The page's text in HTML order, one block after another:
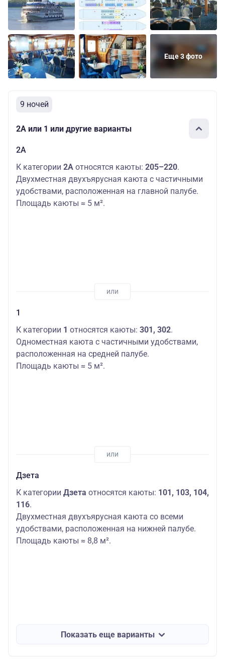
Еще 3 фото
9 ночей
2А или 1 или другие варианты
2А
К категории 2А относятся каюты: 205–220.
Двухместная двухъярусная каюта с частичными
удобствами, расположенная на главной палубе.
Площадь каюты ≈ 5 м².
1
К категории 1 относятся каюты: 301, 302.
Одноместная каюта с частичными удобствами,
расположенная на средней палубе.
Площадь каюты ≈ 5 м².
Дзета
К категории Дзета относятся каюты: 101, 103, 104,
116.
Двухместная двухъярусная каюта со всеми
удобствами, расположенная на нижней палубе.
Площадь каюты ≈ 8,8 м².
Показать еще варианты